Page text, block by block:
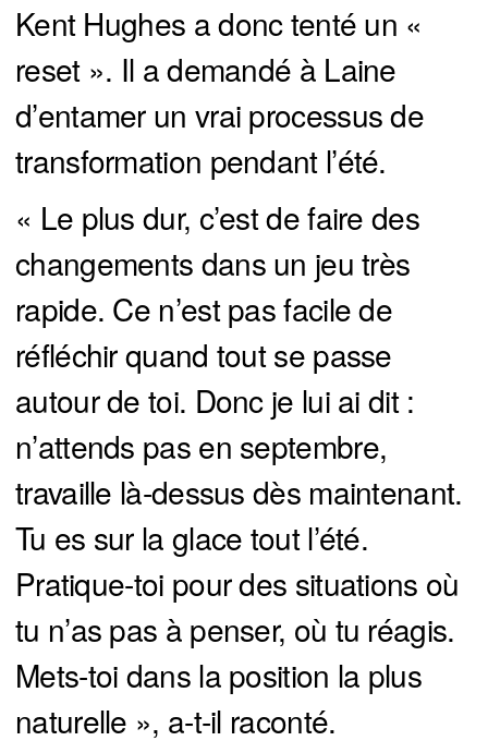
Kent Hughes a donc tenté un «
reset ». Il a demandé à Laine
d’entamer un vrai processus de
transformation pendant l’été.
« Le plus dur, c’est de faire des
changements dans un jeu très
rapide. Ce n’est pas facile de
réfléchir quand tout se passe
autour de toi. Donc je lui ai dit :
n’attends pas en septembre,
travaille là-dessus dès maintenant.
Tu es sur la glace tout l’été.
Pratique-toi pour des situations où
tu n’as pas à penser, où tu réagis.
Mets-toi dans la position la plus
naturelle », a-t-il raconté.